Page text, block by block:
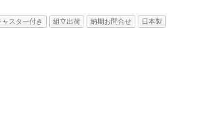
ャスター付き 組立出荷 納期お問合せ 日本製